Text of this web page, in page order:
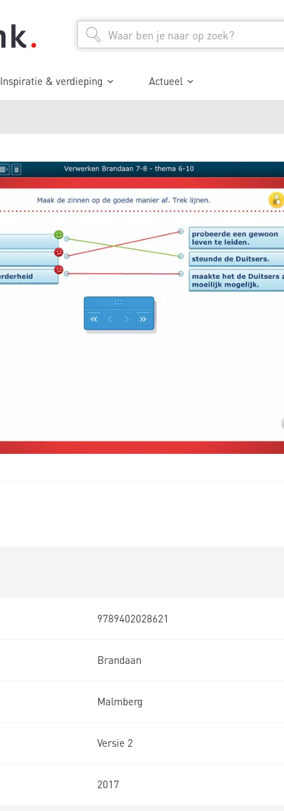
Inspiratie & verdieping Actueel
9789402028621
Brandaan
Malmberg
Versie 2
2017